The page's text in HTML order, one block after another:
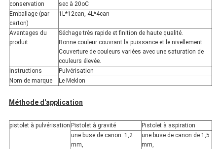
conservation
sec à 20oC
Emballage (par
carton)
1L*12can, 4L*4can
Avantages du
produit
Séchage très rapide et finition de haute qualité.
Bonne couleur couvrant la puissance et le nivellement.
Couverture de couleurs variées avec une saturation de
couleurs élevée.
Instructions
Pulvérisation
Nom de marque
Le Meklon
Méthode d'application
pistolet à pulvérisation Pistolet à gravité
Pistolet à aspiration
une buse de canon: 1,2
mm,
une buse de canon de 1,5
mm,